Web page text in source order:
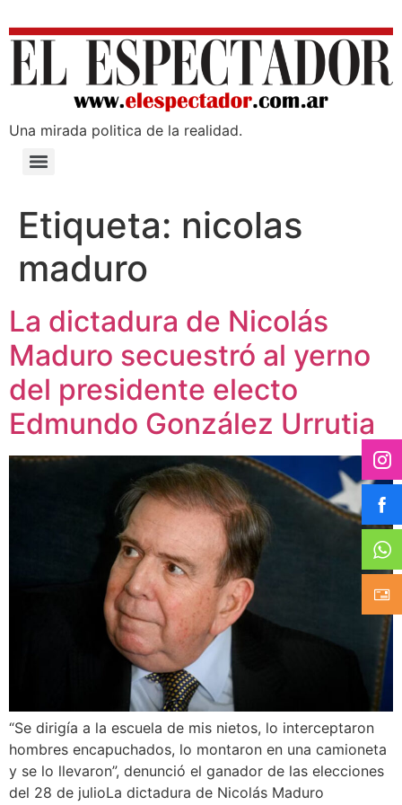
Una mirada poli­tica de la realidad.
Etiqueta: nicolas
maduro
La dictadura de Nicolás
Maduro secuestró al yerno
del presidente electo
Edmundo González Urrutia
“Se dirigía a la escuela de mis nietos, lo interceptaron
hombres encapuchados, lo montaron en una camioneta
y se lo llevaron”, denunció el ganador de las elecciones
del 28 de julioLa dictadura de Nicolás Maduro